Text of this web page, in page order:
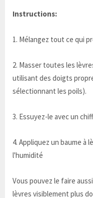
Instructions:
1. Mélangez tout ce qui
2. Masser toutes les
utilisant des doigts
sélectionnant les poils).
3. Essuyez-le avec un
4. Appliquez un baume à
l'humidité
Vous pouvez le faire
lèvres visiblement plus